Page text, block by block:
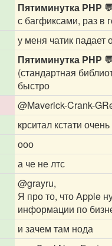
Пятиминутка PHP
с багфиксами, раз в
у меня чатик падает
Пятиминутка PHP
(стандартная
быстро
@Maverick-Crank-
крситал кстати
ооо
а че не лтс
@grayru,
Я про то, что Apple
информации по
и зачем там нода